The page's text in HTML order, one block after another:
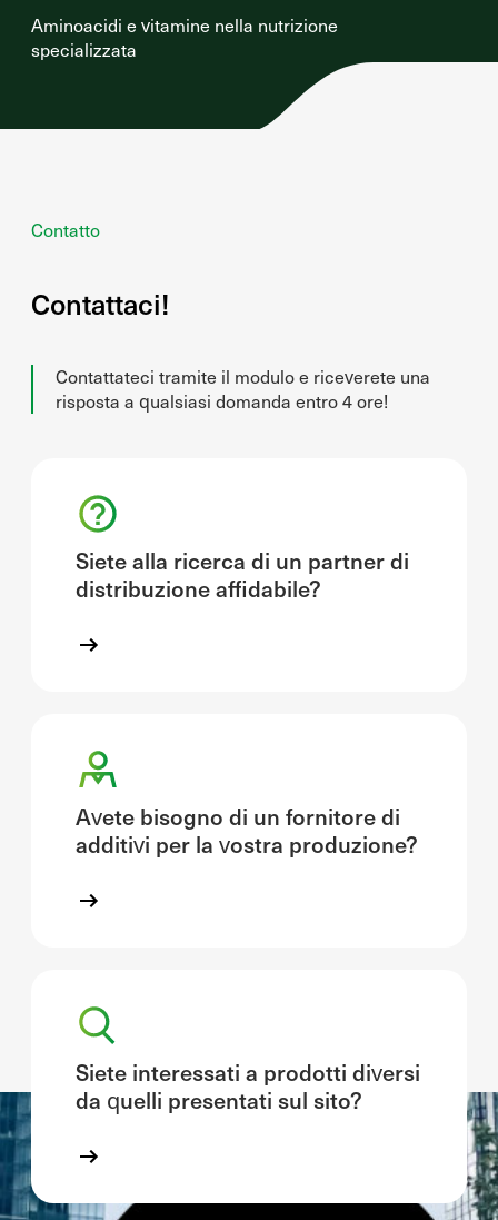
Aminoacidi e vitamine nella nutrizione
specializzata
Contatto
Contattaci!
Contattateci tramite il modulo e riceverete una
risposta a qualsiasi domanda entro 4 ore!
Siete alla ricerca di un partner di
distribuzione affidabile?
Avete bisogno di un fornitore di
additivi per la vostra produzione?
Siete interessati a prodotti diversi
da quelli presentati sul sito?